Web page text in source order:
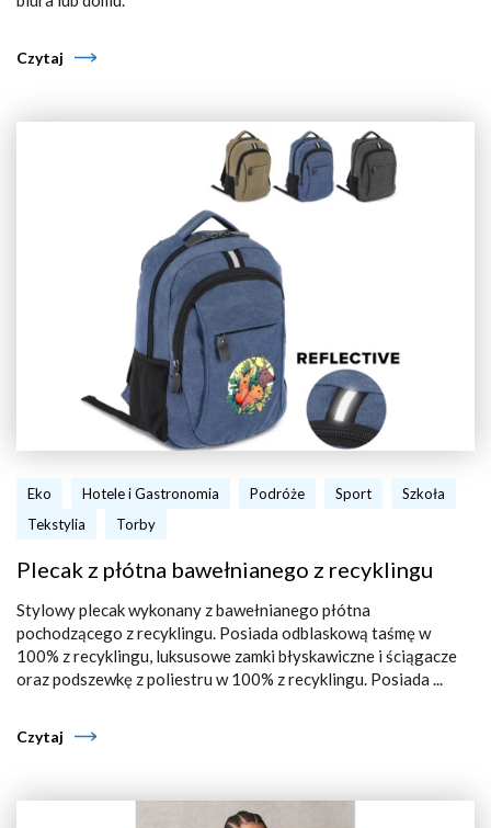
Czytaj
Eko Hotele i Gastronomia Podróże Sport
Szkoła
Tekstylia
Torby
Plecak z płótna bawełnianego z recyklingu
Stylowy plecak wykonany z bawełnianego płótna
pochodzącego z recyklingu. Posiada odblaskową taśmę w
100% z recyklingu, luksusowe zamki błyskawiczne i ściągacze
oraz podszewkę z poliestru w 100% z recyklingu. Posiada ...
Czytaj